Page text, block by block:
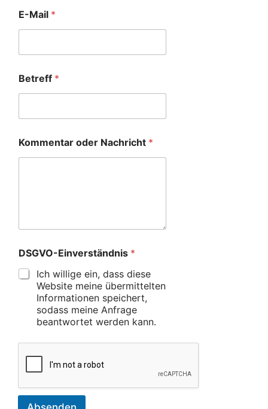
E-Mail *
Betreff *
Kommentar oder Nachricht *
DSGVO-Einverständnis *
Ich willige ein, dass diese
Website meine übermittelten
Informationen speichert,
sodass meine Anfrage
beantwortet werden kann.